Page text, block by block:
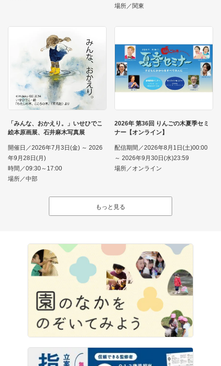
場所／関東
「みんな、おかえり。」いせひでこ
絵本原画展、石井麻木写真展
開催日／2026年7月3日(金) ～ 2026
年9月28日(月)
時間／09:30～17:00
場所／中部
2026年 第36回 りんごの木夏季セミ
ナー【オンライン】
配信期間／2026年8月1日(土)00:00
～ 2026年9月30日(水)23:59
場所／オンライン
もっと見る